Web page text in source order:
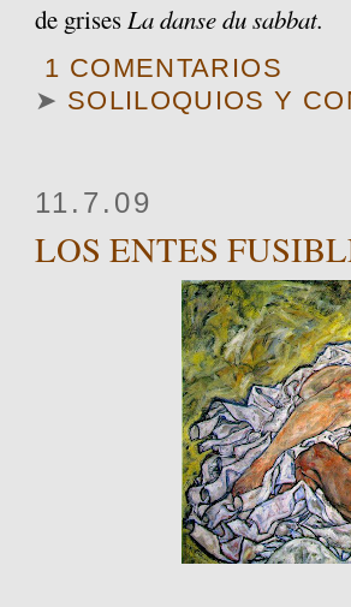
de grisesLa danse du sabbat.
1 COMENTARIOS
➤ SOLILOQUIOS Y
11.7.09
LOS ENTES